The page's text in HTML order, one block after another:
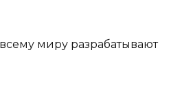
миру разрабатывают